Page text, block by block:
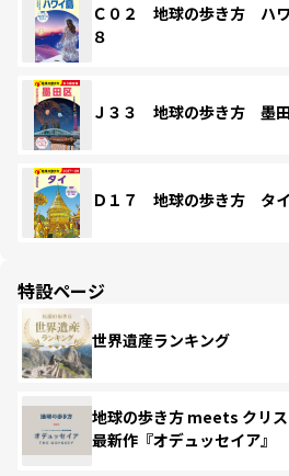
Ｃ０２ 地球の歩き方 ハ
８
Ｊ３３ 地球の歩き方 墨
Ｄ１７ 地球の歩き方 タ
特設ページ
世界遺産ランキング
地球の歩き方 meets クリ
最新作『オデュッセイア』